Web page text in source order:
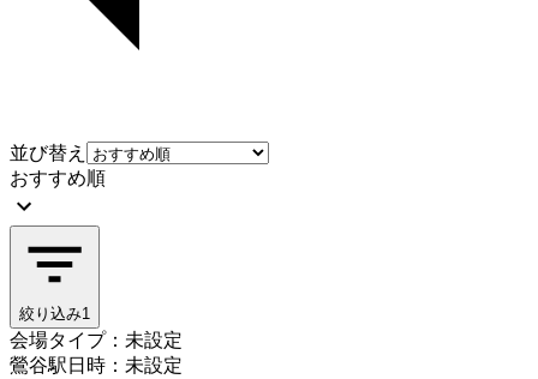
並び替え
おすすめ順
絞り込み1
会場タイプ：未設定
鶯谷駅日時：未設定